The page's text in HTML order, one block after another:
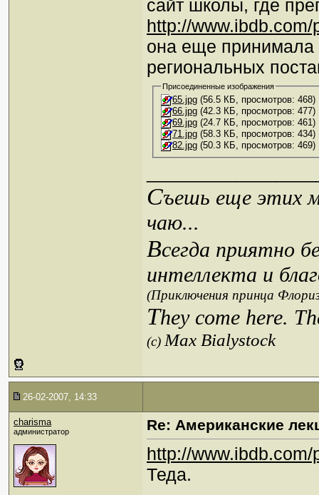
сайт школы, где
http://
она еще принимала
региональных
Присоединенные изображения
65.jpg (56.5 КБ, просмотров: 468)
66.jpg (42.3 КБ, просмотров: 477)
69.jpg (24.7 КБ, просмотров: 461)
71.jpg (58.3 КБ, просмотров: 434)
82.jpg (50.3 КБ, просмотров: 469)
Съешь еще этих
чаю...
Всегда приятно
интеллекта и
(Приключения принца
They come here.
(c)Max Bialystock
26-02-2007, 14:33
charisma
администратор Re: Американские
http://
Теда.